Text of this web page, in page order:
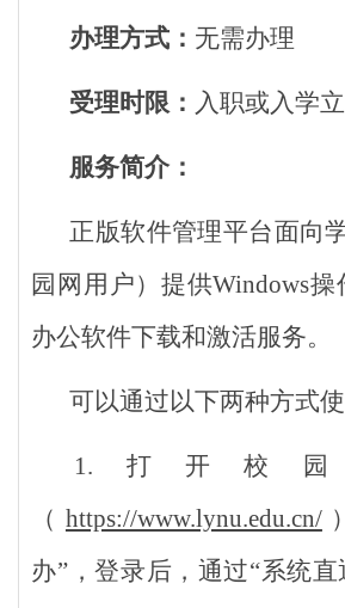
办理方式： 无需办理
受理时限： 入职或入学
服务简介：
正版软件管理平台面向
园网用户）提供Windows
办公软件下载和激活服务。
可以通过以下两种方式使
1.打开校
（ https://www.lynu.edu.cn/
办”，登录后，通过“系统